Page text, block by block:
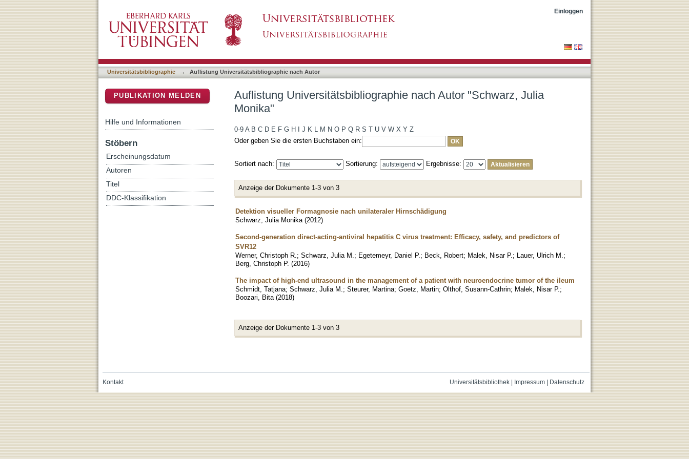
Einloggen
Universitätsbibliographie → Auflistung Universitätsbibliographie nach Autor
Auflistung Universitätsbibliographie nach Autor "Schwarz, Julia
Monika"
0-9 A B C D E F G H J K L M N O P Q R S T U V W X Y Z
Oder geben Sie die ersten Buchstaben ein:
Sortiert nach: Sortierung: Ergebnisse:
Anzeige der Dokumente 1-3 von 3
Detektion visueller Formagnosie nach unilateraler Hirnschädigung
Schwarz, Julia Monika (2012)
Second-generation direct-acting-antiviral hepatitis C virus treatment: Efficacy, safety, and predictors of
SVR12
Werner, Christoph R. ; Schwarz, Julia M. ; Egetemeyr, Daniel P. ; Beck, Robert; Malek, Nisar P. ; Lauer, Ulrich M. ;
Berg, Christoph P. (2016)
The impact of high-end ultrasound in the management of a patient with neuroendocrine tumor of the ileum
Schmidt, Tatjana; Schwarz, Julia M. ; Steurer, Martina; Goetz, Martin; Olthof, Susann-Cathrin; Malek, Nisar P. ;
Boozari, Bita (2018)
Anzeige der Dokumente 1-3 von 3
PUBLIKATION MELDEN
Hilfe und Informationen
Stöbern
Erscheinungsdatum
Autoren
Titel
DDC-Klassifikation
Universitätsbibliothek| Impressum| Datenschutz
Kontakt